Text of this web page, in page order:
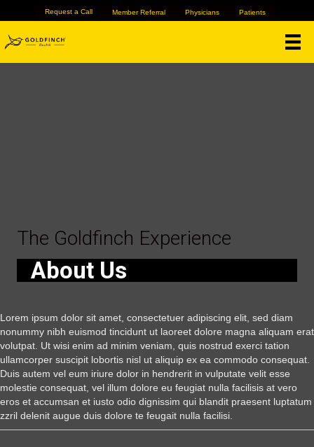
Request a Call Member Referral Physicians Patients
The Goldfinch Experience
About Us
Lorem ipsum dolor sit amet, consectetuer adipiscing elit, sed diam
nonummy nibh euismod tincidunt ut laoreet dolore magna aliquam erat
volutpat. Ut wisi enim ad minim veniam, quis nostrud exerci tation
ullamcorper suscipit lobortis nisl ut aliquip ex ea commodo consequat.
Duis autem vel eum iriure dolor in hendrerit in vulputate velit esse
molestie consequat, vel illum dolore eu feugiat nulla facilisis at vero
eros et accumsan et iusto odio dignissim qui blandit praesent luptatum
zzril delenit augue duis dolore te feugait nulla facilisi.